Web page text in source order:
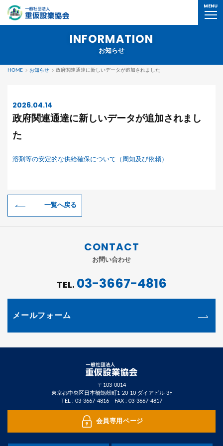
MENU
INFORMATION
お知らせ
HOME お知らせ 政府関連通達に新しいデータが追加されました
2026.04.14
政府関連通達に新しいデータが追加されまし
た
溶剤等の安定的な供給確保について（周知及び依頼）
一覧へ戻る
CONTACT
お問い合わせ
TEL. 03-3667-4816
メールフォーム
〒103-0014
東京都中央区日本橋蛎殻町1-20-10 ダイアビル 3F
TEL : 03-3667-4816FAX : 03-3667-4817
会員専用ページ